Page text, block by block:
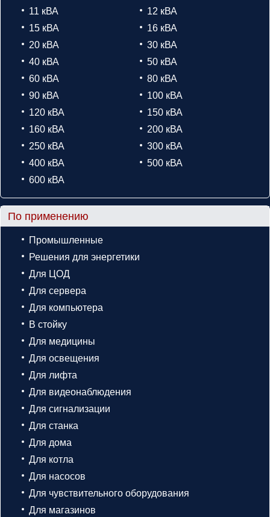
11 кВА
12 кВА
15 кВА
16 кВА
20 кВА
30 кВА
40 кВА
50 кВА
60 кВА
80 кВА
90 кВА
100 кВА
120 кВА
150 кВА
160 кВА
200 кВА
250 кВА
300 кВА
400 кВА
500 кВА
600 кВА
По применению
Промышленные
Решения для энергетики
Для ЦОД
Для сервера
Для компьютера
В стойку
Для медицины
Для освещения
Для лифта
Для видеонаблюдения
Для сигнализации
Для станка
Для дома
Для котла
Для насосов
Для чувствительного оборудования
Для магазинов